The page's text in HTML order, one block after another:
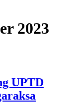
2023
UPTD